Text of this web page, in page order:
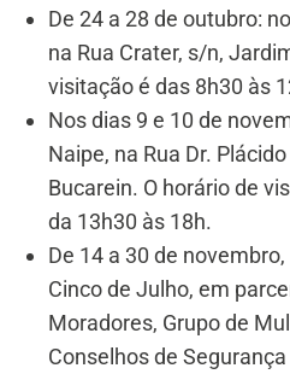
De 24 a 28 de outubro:
na Rua Crater, s/n,
visitação é das 8h30 às
Nos dias 9 e 10 de
Naipe, na Rua Dr.
Bucarein. O horário de
da 13h30 às 18h.
De 14 a 30 de
Cinco de Julho, em
Moradores, Grupo de
Conselhos de